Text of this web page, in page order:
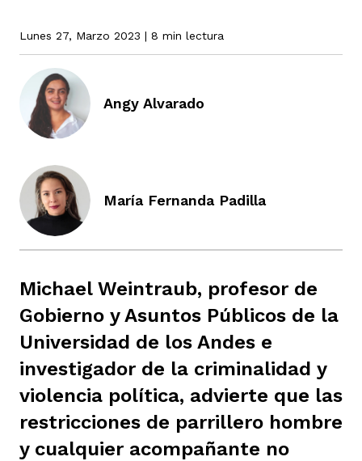
Lunes 27, Marzo 2023 | 8 min lectura
Angy Alvarado
María Fernanda Padilla
Michael Weintraub, profesor de
Gobierno y Asuntos Públicos de la
Universidad de los Andes e
investigador de la criminalidad y
violencia política, advierte que las
restricciones de parrillero hombre
y cualquier acompañante no
de Atrato
fórmula
principios
de estilo
equipo
periodistas locales
nuestro contenido